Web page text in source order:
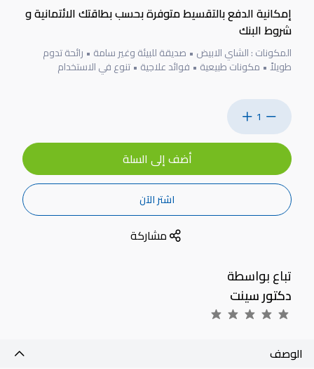
إمكانية الدفع بالتقسيط متوفرة بحسب بطاقتك الائتمانية و
شروط البنك
المكونات : الشاي الابيض • صديقة للبيئة وغير سامة • رائحة تدوم
طويلاً • مكونات طبيعية • فوائد علاجية • تنوع في الاستخدام
1
أضف إلى السلة
اشتر الآن
مشاركة
تباع بواسطة
دكتور سينت
الوصف